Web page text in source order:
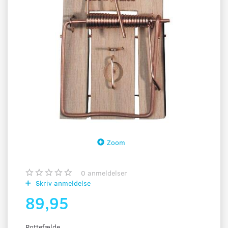
Zoom
0 anmeldelser
Skriv anmeldelse
89,95